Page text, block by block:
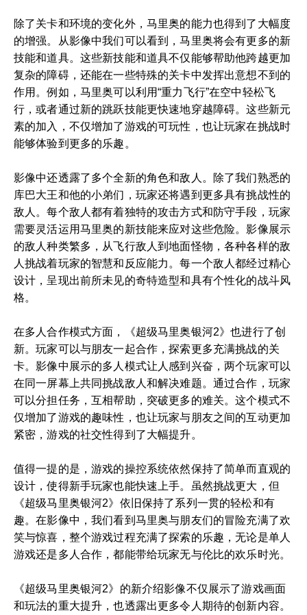
除了关卡和环境的变化外，马里奥的能力也得到了大幅度
的增强。从影像中我们可以看到，马里奥将会有更多的新
技能和道具。这些新技能和道具不仅能够帮助他跨越更加
复杂的障碍，还能在一些特殊的关卡中发挥出意想不到的
作用。例如，马里奥可以利用“重力飞行”在空中轻松飞
行，或者通过新的跳跃技能更快速地穿越障碍。这些新元
素的加入，不仅增加了游戏的可玩性，也让玩家在挑战时
能够体验到更多的乐趣。
影像中还透露了多个全新的角色和敌人。除了我们熟悉的
库巴大王和他的小弟们，玩家还将遇到更多具有挑战性的
敌人。每个敌人都有着独特的攻击方式和防守手段，玩家
需要灵活运用马里奥的新技能来应对这些危险。影像展示
的敌人种类繁多，从飞行敌人到地面怪物，各种各样的敌
人挑战着玩家的智慧和反应能力。每一个敌人都经过精心
设计，呈现出前所未见的奇特造型和具有个性化的战斗风
格。
在多人合作模式方面，《超级马里奥银河2》也进行了创
新。玩家可以与朋友一起合作，探索更多充满挑战的关
卡。影像中展示的多人模式让人感到兴奋，两个玩家可以
在同一屏幕上共同挑战敌人和解决难题。通过合作，玩家
可以分担任务，互相帮助，突破更多的难关。这个模式不
仅增加了游戏的趣味性，也让玩家与朋友之间的互动更加
紧密，游戏的社交性得到了大幅提升。
值得一提的是，游戏的操控系统依然保持了简单而直观的
设计，使得新手玩家也能快速上手。虽然挑战更大，但
《超级马里奥银河2》依旧保持了系列一贯的轻松和有
趣。在影像中，我们看到马里奥与朋友们的冒险充满了欢
笑与惊喜，整个游戏过程充满了探索的乐趣，无论是单人
游戏还是多人合作，都能带给玩家无与伦比的欢乐时光。
《超级马里奥银河2》的新介绍影像不仅展示了游戏画面
和玩法的重大提升，也透露出更多令人期待的创新内容。